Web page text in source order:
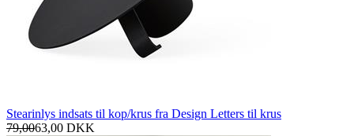
Stearinlys indsats til kop/krus fra Design Letters til krus
79,0063,00 DKK